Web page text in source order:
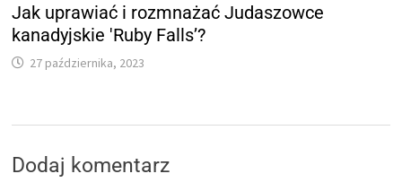
Jak uprawiać i rozmnażać Judaszowce
kanadyjskie 'Ruby Falls’?
27 października, 2023
Dodaj komentarz